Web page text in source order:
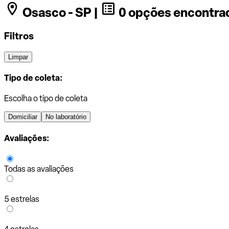
Osasco - SP | 0 opções
Filtros
Limpar
Tipo de coleta:
Escolha o tipo de coleta
Domiciliar No laboratório
Avaliações:
Todas as avaliações
5 estrelas